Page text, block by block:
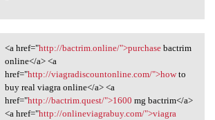
href="http://bactrim
<a href="http://bactrim.online/">purchasebactrim
online</a> <a
href="http://viagradiscountonline.com/">howto
buy real viagra online</a> <a
href="http://bactrim.quest/">1600 mg bactrim</a>
<a href="http://onlineviagrabuy.com/">viagra